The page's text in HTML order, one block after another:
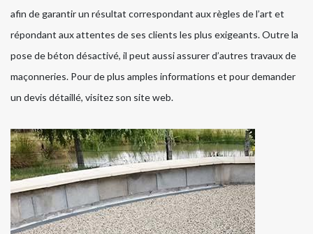
afin de garantir un résultat correspondant aux règles de l’art et
répondant aux attentes de ses clients les plus exigeants. Outre la
pose de béton désactivé, il peut aussi assurer d’autres travaux de
maçonneries. Pour de plus amples informations et pour demander
un devis détaillé, visitez son site web.